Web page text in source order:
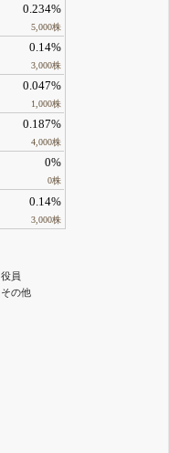
0.234%
5,000株
0.14%
3,000株
0.047%
1,000株
0.187%
4,000株
0%
0株
0.14%
3,000株
役員
その他